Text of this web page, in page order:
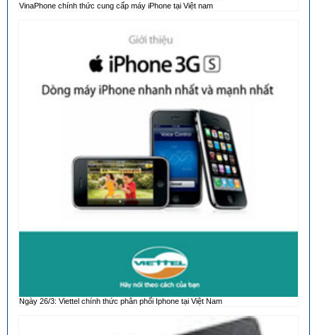
VinaPhone chính thức cung cấp máy iPhone tại Việt nam
Ngày 26/3: Viettel chính thức phân phối Iphone tại Việt Nam